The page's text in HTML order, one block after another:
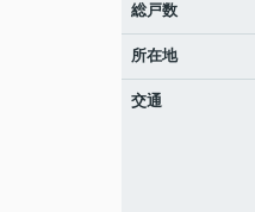
総戸数
所在地
交通